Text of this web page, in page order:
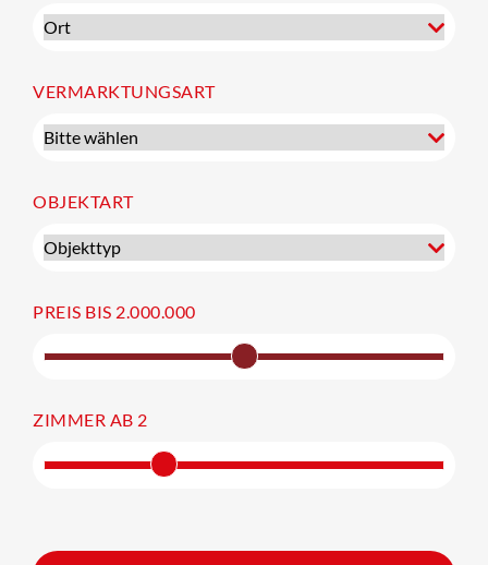
VERMARKTUNGSART
OBJEKTART
PREIS BIS 2.000.000
ZIMMER AB 2